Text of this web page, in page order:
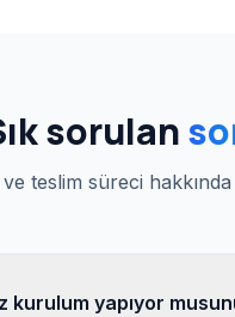
sorulan
teslim süreci
kurulum yapıyor